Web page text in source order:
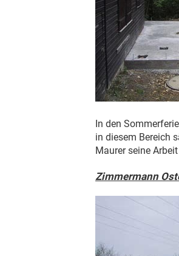
In den
in diesem Bereich
Maurer seine
Zimmermann